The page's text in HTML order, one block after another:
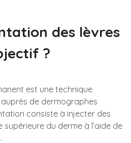
des lèvres
?
est une technique
auprès de dermographes
consiste à injecter des
du derme à l’aide de